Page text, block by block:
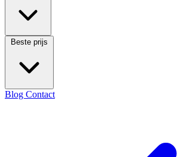
Beste prijs
Blog Contact